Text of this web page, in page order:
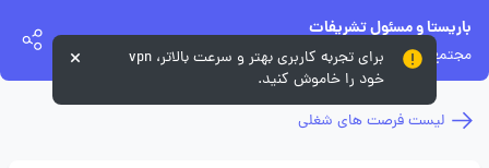
باریستا و مسئول تشریفات
مجتمع ذوب آهن فولاد خزر
لیست فرصت های شغلی
برای تجربه کاربری بهتر و سرعت بالاتر، vpn
خود را خاموش کنید.